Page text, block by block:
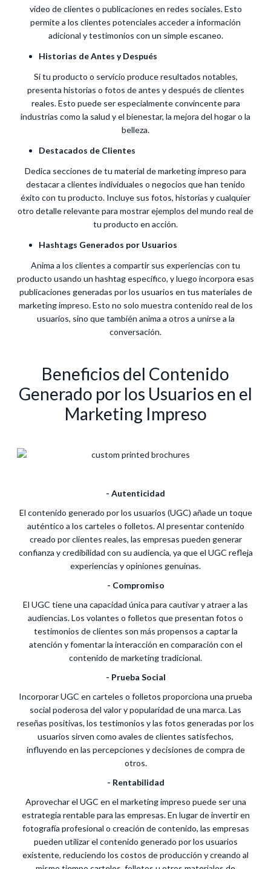
video de clientes o publicaciones en redes sociales. Esto
permite a los clientes potenciales acceder a información
adicional y testimonios con un simple escaneo.
Historias de Antes y Después
Si tu producto o servicio produce resultados notables,
presenta historias o fotos de antes y después de clientes
reales. Esto puede ser especialmente convincente para
industrias como la salud y el bienestar, la mejora del hogar o la
belleza.
Destacados de Clientes
Dedica secciones de tu material de marketing impreso para
destacar a clientes individuales o negocios que han tenido
éxito con tu producto. Incluye sus fotos, historias y cualquier
otro detalle relevante para mostrar ejemplos del mundo real de
tu producto en acción.
Hashtags Generados por Usuarios
Anima a los clientes a compartir sus experiencias con tu
producto usando un hashtag específico, y luego incorpora esas
publicaciones generadas por los usuarios en tus materiales de
marketing impreso. Esto no solo muestra contenido real de los
usuarios, sino que también anima a otros a unirse a la
conversación.
Beneficios del Contenido
Generado por los Usuarios en el
Marketing Impreso
- Autenticidad
El contenido generado por los usuarios (UGC) añade un toque
auténtico a los carteles o folletos. Al presentar contenido
creado por clientes reales, las empresas pueden generar
confianza y credibilidad con su audiencia, ya que el UGC refleja
experiencias y opiniones genuinas.
- Compromiso
El UGC tiene una capacidad única para cautivar y atraer a las
audiencias. Los volantes o folletos que presentan fotos o
testimonios de clientes son más propensos a captar la
atención y fomentar la interacción en comparación con el
contenido de marketing tradicional.
- Prueba Social
Incorporar UGC en carteles o folletos proporciona una prueba
social poderosa del valor y popularidad de una marca. Las
reseñas positivas, los testimonios y las fotos generadas por los
usuarios sirven como avales de clientes satisfechos,
influyendo en las percepciones y decisiones de compra de
otros.
- Rentabilidad
Aprovechar el UGC en el marketing impreso puede ser una
estrategia rentable para las empresas. En lugar de invertir en
fotografía profesional o creación de contenido, las empresas
pueden utilizar el contenido generado por los usuarios
existente, reduciendo los costos de producción y creando al